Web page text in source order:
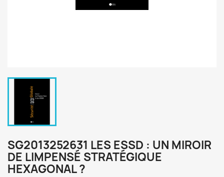
SG2013252631 LES ESSD : UN MIROIR
DE LIMPENSÉ STRATÉGIQUE
HEXAGONAL ?